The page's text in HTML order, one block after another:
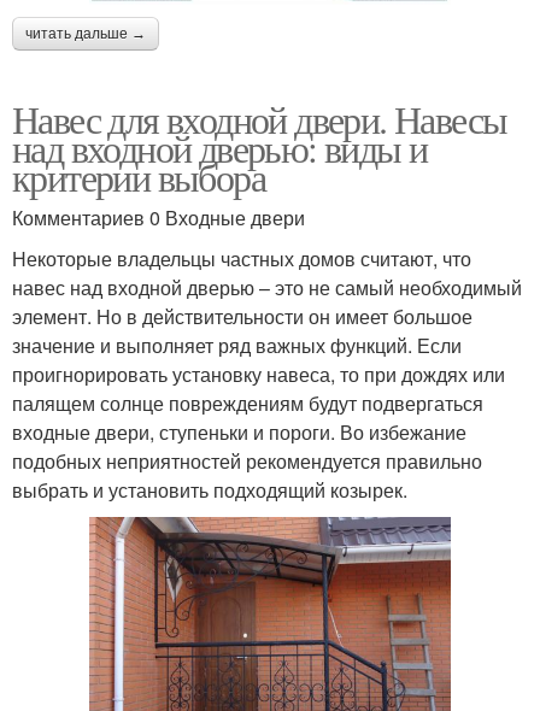
читать дальше →
Навес для входной двери. Навесы
над входной дверью: виды и
критерии выбора
Комментариев 0 Входные двери
Некоторые владельцы частных домов считают, что
навес над входной дверью – это не самый необходимый
элемент. Но в действительности он имеет большое
значение и выполняет ряд важных функций. Если
проигнорировать установку навеса, то при дождях или
палящем солнце повреждениям будут подвергаться
входные двери, ступеньки и пороги. Во избежание
подобных неприятностей рекомендуется правильно
выбрать и установить подходящий козырек.